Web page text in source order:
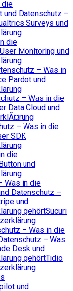
die
und Datenschutz –
Surveys und
die
Monitoring und
– Was in
Pardot und
– Was in die
Data Cloud und
– Was in die
SDK
die
und
Was in die
Datenschutz –
und
gehörtSucuri
– Was in die
– Was
Desk und
gehörtTidio
und